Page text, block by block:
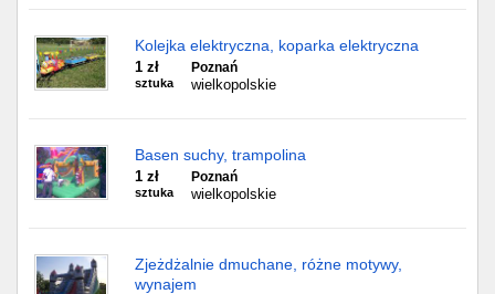
Kolejka elektryczna, koparka elektryczna
1 zł
sztuka
Poznań
wielkopolskie
Basen suchy, trampolina
1 zł
sztuka
Poznań
wielkopolskie
Zjeżdżalnie dmuchane, różne motywy,
wynajem